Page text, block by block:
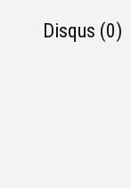
Disqus (0)